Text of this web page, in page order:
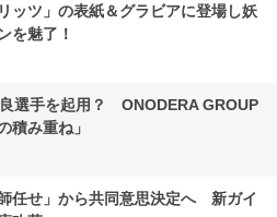
ッツ」の表紙＆グラビアに登場し妖
を魅了！
選手を起用？ ONODERA GROUP
積み重ね」
任せ」から共同意思決定へ 新ガイ